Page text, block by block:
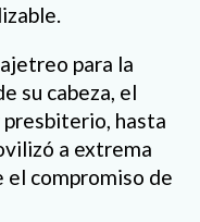
para la
su cabeza, el
presbiterio, hasta
a extrema
el compromiso de